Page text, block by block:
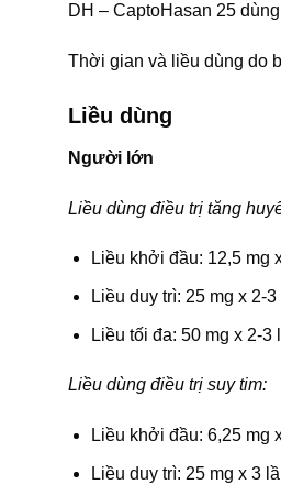
DH – CaptoHasan 25
Thời gian và liều dùng do
Liều dùng
Người lớn
Liều dùng điều trị tăng
Liều khởi đầu: 12,5 mg
Liều duy trì: 25 mg x 2-
Liều tối đa: 50 mg x 2-3
Liều dùng điều trị suy tim:
Liều khởi đầu: 6,25 mg
Liều duy trì: 25 mg x 3